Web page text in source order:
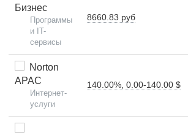
Бизнес
Программы
и IT-
сервисы
8660.83 руб
Norton
APAC
Интернет-
услуги
140.00%, 0.00-140.00 $